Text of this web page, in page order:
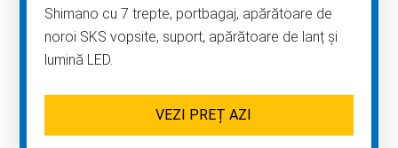
Shimano cu 7 trepte, portbagaj, apărătoare de
noroi SKS vopsite, suport, apărătoare de lanț și
lumină LED.
VEZI PREȚ AZI